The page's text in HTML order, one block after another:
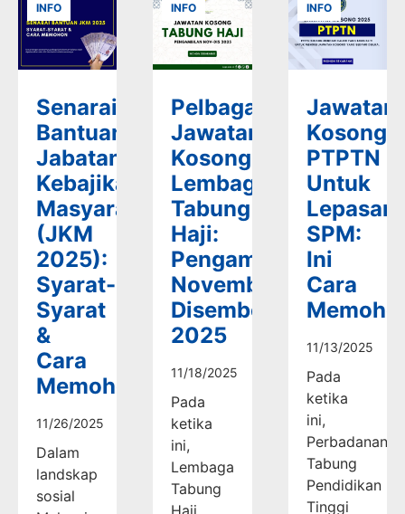
INFO
Senarai
Bantuan
Jabatan
Kebajikan
Masyarakat
(JKM
2025):
Syarat-
Syarat
&
Cara
Memohon
11/26/2025
Dalam
landskap
sosial
INFO
Pelbagai
Jawatan
Kosong
Lembaga
Tabung
Haji:
Pengambilan
November-
Disember
2025
11/18/2025
Pada
ketika
ini,
Lembaga
Tabung
Haji
INFO
Jawatan
Kosong
PTPTN
Untuk
Lepasan
SPM:
Ini
Cara
11/13/2025
Pada
ketika
ini,
Perbadanan
Tabung
Pendidikan
Tinggi